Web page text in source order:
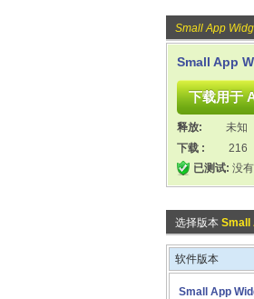
Small App
Small App
释放: 未知
下载 :
216
已测试: 没
选择版本 Small
软件版本
Small App